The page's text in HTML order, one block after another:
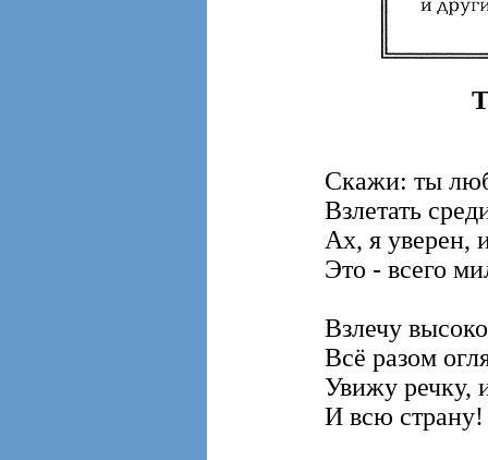
Скажи: ты
Взлетать
Ах, я уверен,
Это - всего
Взлечу
Всё разом
Увижу речку,
И всю страну!